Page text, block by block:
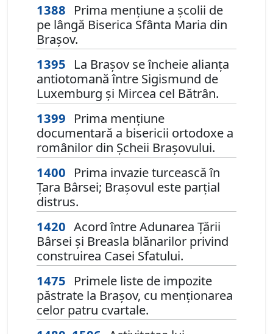
1388 Prima mențiune a școlii de
pe lângă Biserica Sfânta Maria din
Brașov.
1395 La Brașov se încheie alianța
antiotomană între Sigismund de
Luxemburg și Mircea cel Bătrân.
1399 Prima mențiune
documentară a bisericii ortodoxe a
românilor din Șcheii Brașovului.
1400 Prima invazie turcească în
Țara Bârsei; Brașovul este parțial
distrus.
1420 Acord între Adunarea Țării
Bârsei și Breasla blănarilor privind
construirea Casei Sfatului.
1475 Primele liste de impozite
păstrate la Brașov, cu menționarea
celor patru cvartale.